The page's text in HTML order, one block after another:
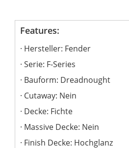
Features:
Hersteller: Fender
Serie: F-Series
Bauform: Dreadnought
Cutaway: Nein
Decke: Fichte
Massive Decke: Nein
Finish Decke: Hochglanz